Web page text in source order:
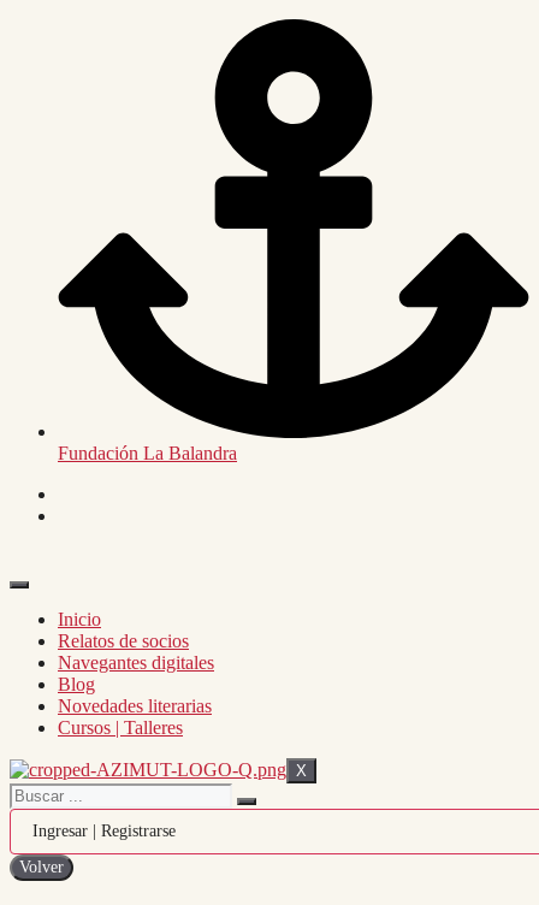
Fundación La Balandra
Inicio
Relatos de socios
Navegantes digitales
Blog
Novedades literarias
Cursos | Talleres
X
Ingresar | Registrarse